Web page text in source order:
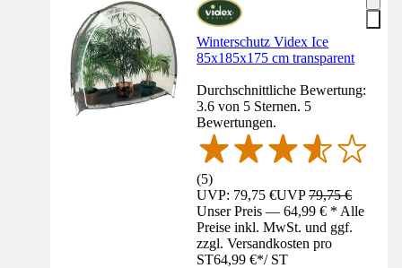
Winterschutz Videx Ice
85x185x175 cm transparent
Durchschnittliche Bewertung:
3.6 von 5 Sternen. 5
Bewertungen.
(5)
UVP: 79,75 €UVP79,75 €
Unser Preis — 64,99 € * Alle
Preise inkl. MwSt. und ggf.
zzgl. Versandkosten pro
ST64,99 €*/ ST